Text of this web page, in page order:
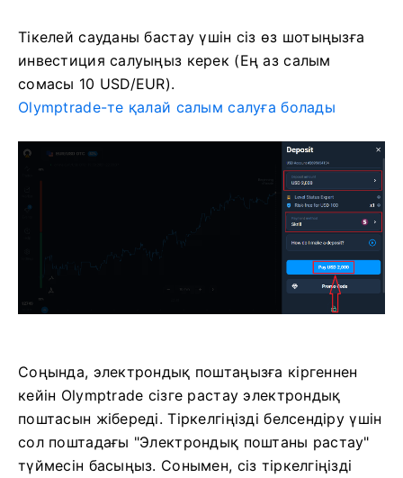
Тікелей сауданы бастау үшін сіз өз шотыңызға
инвестиция салуыңыз керек (Ең аз салым
сомасы 10 USD/EUR).
Olymptrade-те қалай салым салуға болады
Соңында, электрондық поштаңызға кіргеннен
кейін Olymptrade сізге растау электрондық
поштасын жібереді. Тіркелгіңізді белсендіру үшін
сол поштадағы "Электрондық поштаны растау"
түймесін басыңыз. Сонымен, сіз тіркелгіңізді